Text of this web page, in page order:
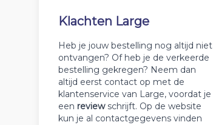
Klachten Large
Heb je jouw bestelling nog altijd niet
ontvangen? Of heb je de verkeerde
bestelling gekregen? Neem dan
altijd eerst contact op met de
klantenservice van Large, voordat je
een review schrijft. Op de website
kun je al contactgegevens vinden